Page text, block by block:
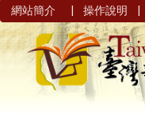
網站簡介 | 操作說明 |